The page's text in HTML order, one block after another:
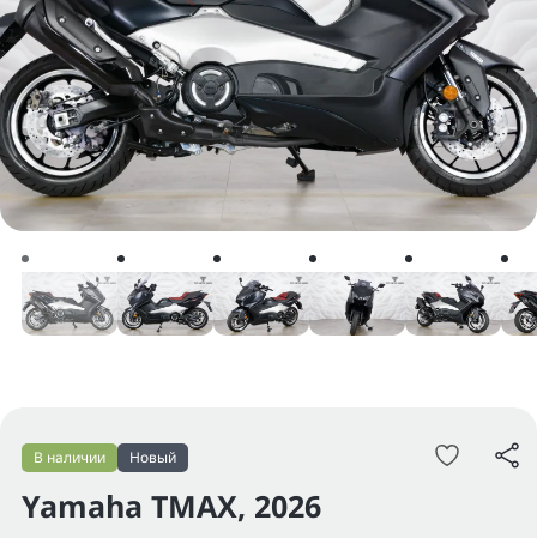
Yamaha TMAX, 2026
В наличии Новый